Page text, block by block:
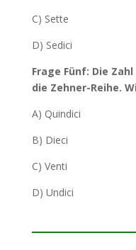
C) Sette
D) Sedici
Frage Fünf: Die
die Zehner-Reihe.
A) Quindici
B) Dieci
C) Venti
D) Undici